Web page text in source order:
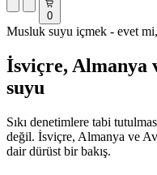
0
Musluk suyu içmek - evet mi,
İsviçre, Almanya
suyu
Sıkı denetimlere tabi
değil. İsviçre, Almanya ve
dair dürüst bir bakış.